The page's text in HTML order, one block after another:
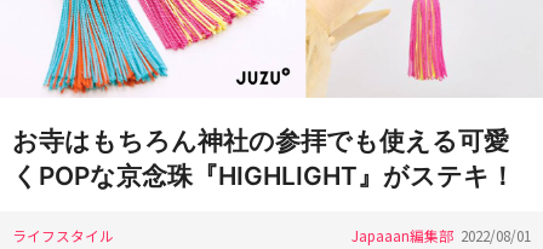
お寺はもちろん神社の参拝でも使える可愛
くPOPな京念珠『HIGHLIGHT』がステキ！
ライフスタイル Japaaan編集部 2022/08/01